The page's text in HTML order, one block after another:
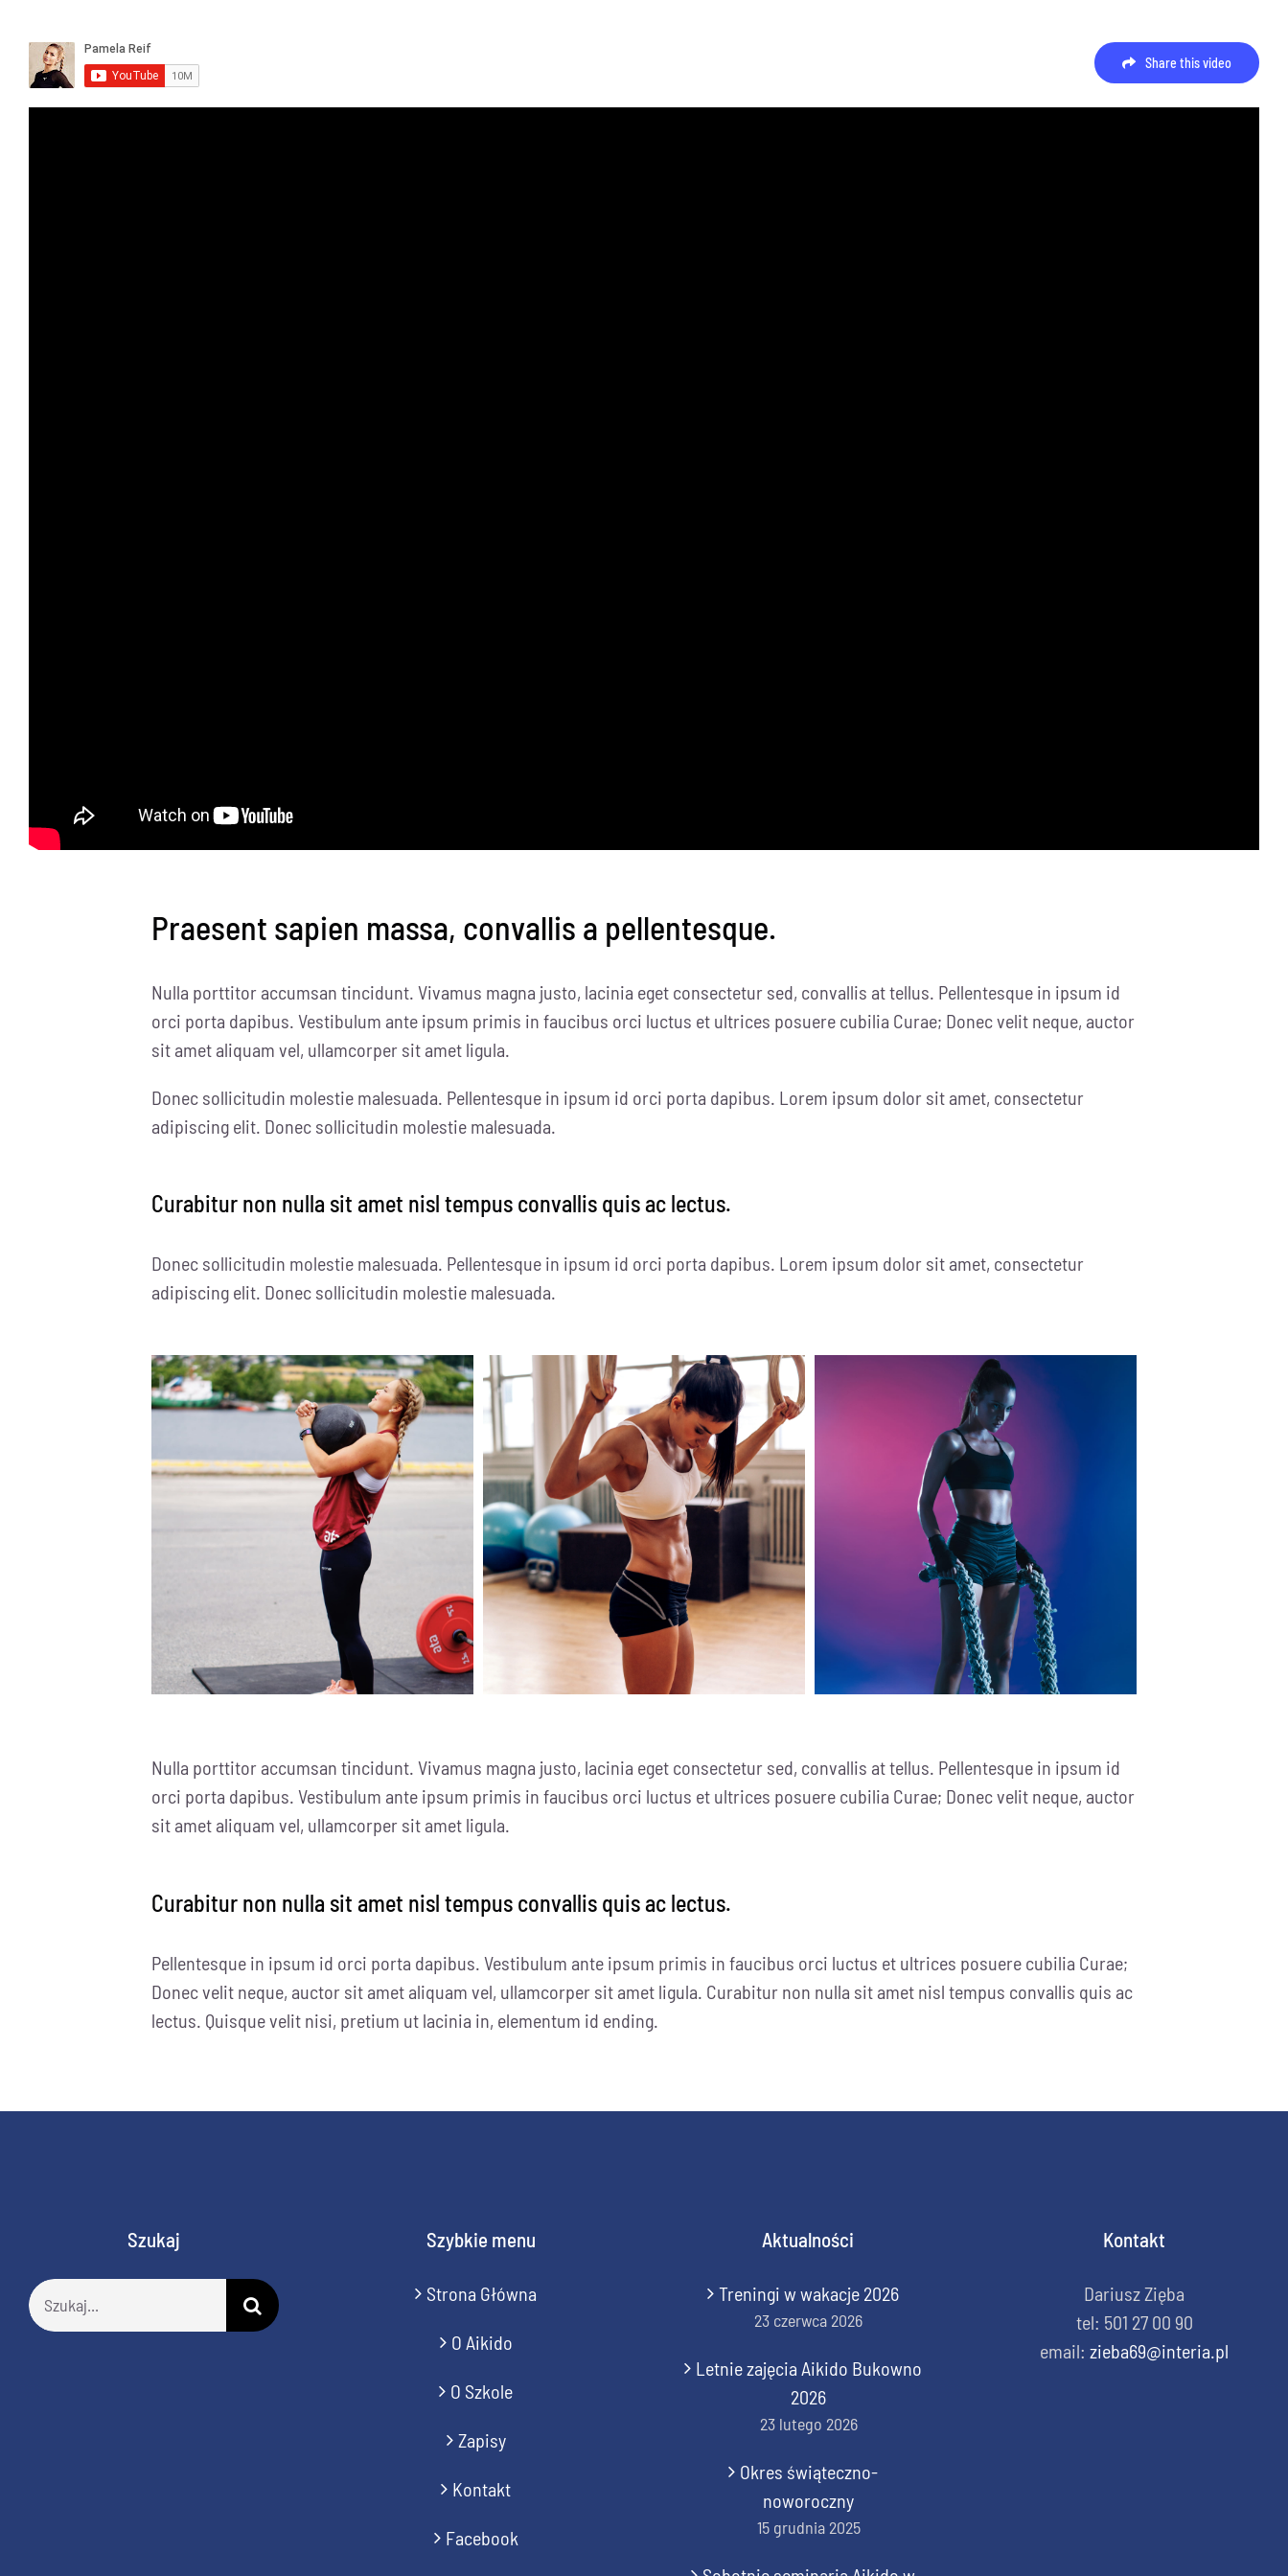
Share this video
Praesent sapien massa, convallis a pellentesque.
Nulla porttitor accumsan tincidunt. Vivamus magna justo, lacinia eget consectetur sed, convallis at tellus. Pellentesque in ipsum id
orci porta dapibus. Vestibulum ante ipsum primis in faucibus orci luctus et ultrices posuere cubilia Curae; Donec velit neque, auctor
sit amet aliquam vel, ullamcorper sit amet ligula.
Donec sollicitudin molestie malesuada. Pellentesque in ipsum id orci porta dapibus. Lorem ipsum dolor sit amet, consectetur
adipiscing elit. Donec sollicitudin molestie malesuada.
Curabitur non nulla sit amet nisl tempus convallis quis ac lectus.
Donec sollicitudin molestie malesuada. Pellentesque in ipsum id orci porta dapibus. Lorem ipsum dolor sit amet, consectetur
adipiscing elit. Donec sollicitudin molestie malesuada.
Nulla porttitor accumsan tincidunt. Vivamus magna justo, lacinia eget consectetur sed, convallis at tellus. Pellentesque in ipsum id
orci porta dapibus. Vestibulum ante ipsum primis in faucibus orci luctus et ultrices posuere cubilia Curae; Donec velit neque, auctor
sit amet aliquam vel, ullamcorper sit amet ligula.
Curabitur non nulla sit amet nisl tempus convallis quis ac lectus.
Pellentesque in ipsum id orci porta dapibus. Vestibulum ante ipsum primis in faucibus orci luctus et ultrices posuere cubilia Curae;
Donec velit neque, auctor sit amet aliquam vel, ullamcorper sit amet ligula. Curabitur non nulla sit amet nisl tempus convallis quis ac
lectus. Quisque velit nisi, pretium ut lacinia in, elementum id ending.
Szukaj
Szukaj
Szybkie menu
Strona Główna
O Aikido
O Szkole
Zapisy
Kontakt
Facebook
Aktualności
Treningi w wakacje 2026
23 czerwca 2026
Letnie zajęcia Aikido Bukowno
2026
23 lutego 2026
Okres świąteczno-
noworoczny
15 grudnia 2025
Kontakt
Dariusz Zięba
tel: 501 27 00 90
email: zieba69@interia.pl